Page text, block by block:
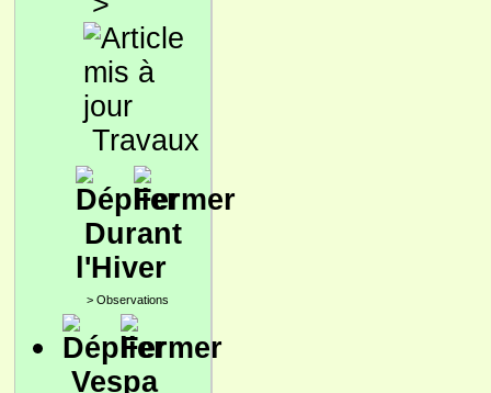
Travaux
Durant
l'Hiver
> Observations
Vespa